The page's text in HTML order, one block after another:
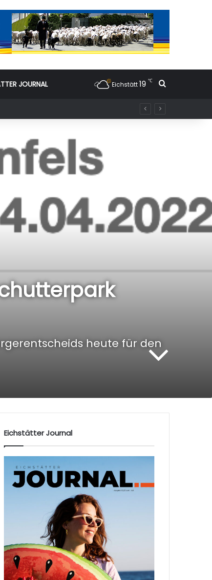
JOURNAL Eichstätt19 ℃ Suchen
heute für den
Eichstätter Journal